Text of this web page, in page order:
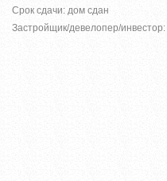
Срок сдачи: дом сдан
Застройщик/девелопер/инвестор: